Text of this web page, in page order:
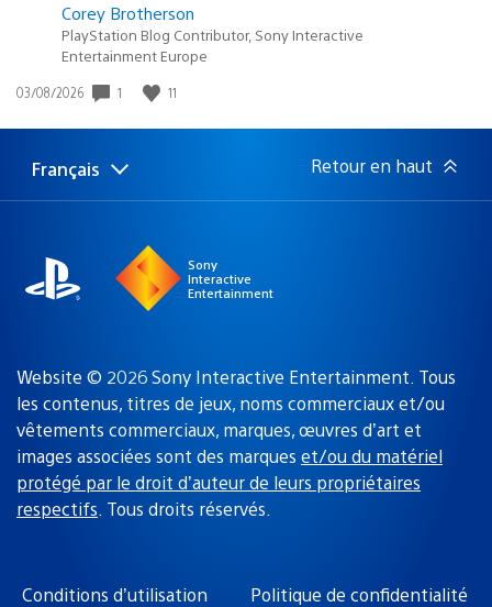
Corey Brotherson
PlayStation Blog Contributor, Sony Interactive
Entertainment Europe
Date
publication
03/08/2026 1 11
Choisir
Région
Français Retour en haut
Sony
Interactive
Entertainment
Website © 2026 Sony Interactive Entertainment. Tous
les contenus, titres de jeux, noms commerciaux et/ou
vêtements commerciaux, marques, œuvres d’art et
images associées sont des marques et/ou du matériel
protégé par le droit d’auteur de leurs propriétaires
respectifs. Tous droits réservés.
Conditions d’utilisation Politique de confidentialité